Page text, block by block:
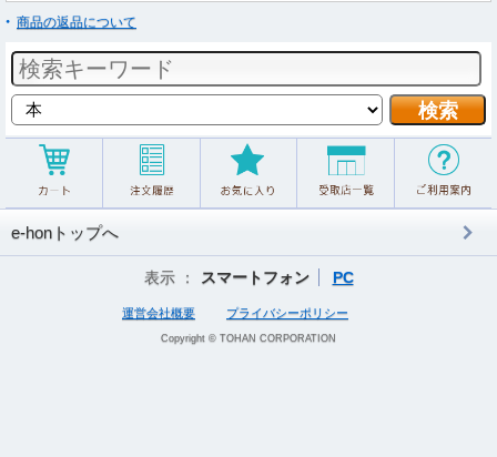
商品の返品について
e-honトップへ
表示 ： スマートフォン PC
運営会社概要 プライバシーポリシー
Copyright © TOHAN CORPORATION